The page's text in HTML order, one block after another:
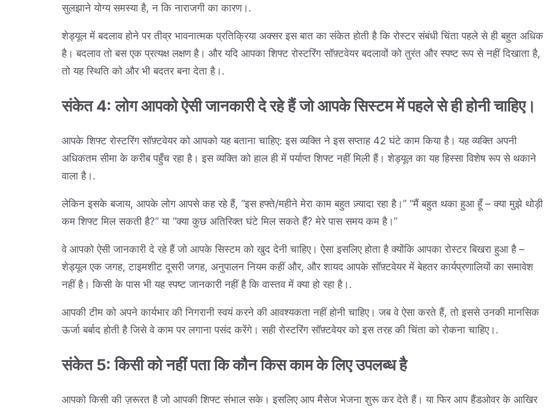
सुलझाने योग्य समस्या है, न कि नाराजगी का कारण।.
शेड्यूल में बदलाव होने पर तीव्र भावनात्मक प्रतिक्रिया अक्सर इस बात का संकेत होती है कि रोस्टर संबंधी चिंता पहले से ही बहुत अधिक
है। बदलाव तो बस एक प्रत्यक्ष लक्षण है। और यदि आपका शिफ्ट रोस्टरिंग सॉफ़्टवेयर बदलावों को तुरंत और स्पष्ट रूप से नहीं दिखाता है,
तो यह स्थिति को और भी बदतर बना देता है।.
संकेत 4: लोग आपको ऐसी जानकारी दे रहे हैं जो आपके सिस्टम में पहले से ही होनी चाहिए।
आपके शिफ्ट रोस्टरिंग सॉफ़्टवेयर को आपको यह बताना चाहिए: इस व्यक्ति ने इस सप्ताह 42 घंटे काम किया है। यह व्यक्ति अपनी
अधिकतम सीमा के करीब पहुँच रहा है। इस व्यक्ति को हाल ही में पर्याप्त शिफ्ट नहीं मिली हैं। शेड्यूल का यह हिस्सा विशेष रूप से थकाने
वाला है।.
लेकिन इसके बजाय, आपके लोग आपसे कह रहे हैं, “इस हफ्ते/महीने मेरा काम बहुत ज़्यादा रहा है।” “मैं बहुत थका हुआ हूँ – क्या मुझे थोड़ी
कम शिफ्ट मिल सकती है?” या “क्या कुछ अतिरिक्त घंटे मिल सकते हैं? मेरे पास समय कम है।”
वे आपको ऐसी जानकारी दे रहे हैं जो आपके सिस्टम को खुद देनी चाहिए। ऐसा इसलिए होता है क्योंकि आपका रोस्टर बिखरा हुआ है –
शेड्यूल एक जगह, टाइमशीट दूसरी जगह, अनुपालन नियम कहीं और, और शायद आपके सॉफ़्टवेयर में बेहतर कार्यप्रणालियों का समावेश
नहीं है। किसी के पास भी यह स्पष्ट जानकारी नहीं है कि वास्तव में क्या हो रहा है।.
आपकी टीम को अपने कार्यभार की निगरानी स्वयं करने की आवश्यकता नहीं होनी चाहिए। जब वे ऐसा करते हैं, तो इससे उनकी मानसिक
ऊर्जा बर्बाद होती है जिसे वे काम पर लगाना पसंद करेंगे। सही रोस्टरिंग सॉफ़्टवेयर को इस तरह की चिंता को रोकना चाहिए।.
संकेत 5: किसी को नहीं पता कि कौन किस काम के लिए उपलब्ध है
आपको किसी की ज़रूरत है जो आपकी शिफ्ट संभाल सके। इसलिए आप मैसेज भेजना शुरू कर देते हैं। या फिर आप हैंडओवर के आखिर